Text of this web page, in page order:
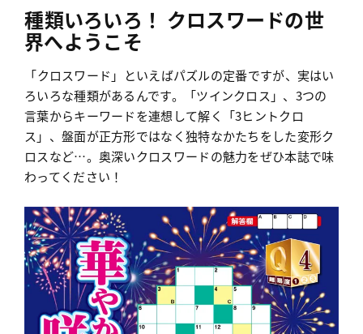
種類いろいろ！ クロスワードの世
界へようこそ
「クロスワード」といえばパズルの定番ですが、実はい
ろいろな種類があるんです。「ツインクロス」、3つの
言葉からキーワードを連想して解く「3ヒントクロ
ス」、盤面が正方形ではなく独特なかたちをした変形ク
ロスなど…。奥深いクロスワードの魅力をぜひ本誌で味
わってください！